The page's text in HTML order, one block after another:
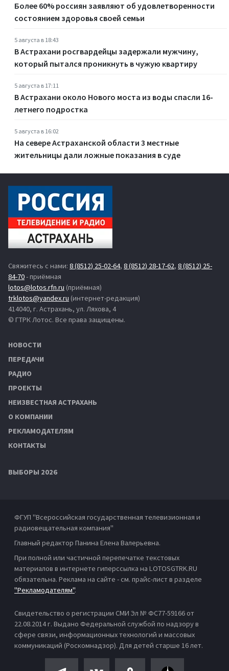
Более 60% россиян заявляют об удовлетворенности
состоянием здоровья своей семьи
5 августа в 18:43
В Астрахани росгвардейцы задержали мужчину,
который пытался проникнуть в чужую квартиру
5 августа в 17:11
В Астрахани около Нового моста из воды спасли 16-
летнего подростка
5 августа в 16:02
На севере Астраханской области 3 местные
жительницы дали ложные показания в суде
Свяжитесь с нами: 8 (8512) 25-02-64, 8 (8512) 28-17-62, 8 (8512) 25-
84-70- приёмная
lotos@lotos.rfn.ru (приёмная)
trklotos@yandex.ru (интернет-редакция)
414040, г. Астрахань, ул. Ляхова, 4
© ГТРК Лотос. Все права защищены.
НОВОСТИ
ПЕРЕДАЧИ
РАДИО
ПРОЕКТЫ
НЕИЗВЕСТНАЯ АСТРАХАНЬ
О КОМПАНИИ
РЕКЛАМОДАТЕЛЯМ
КОНТАКТЫ
ВЫБОРЫ 2026
ФГУП "Всероссийская государственная телевизионная и
радиовещательная компания"
Главный редактор Панина Елена Валерьевна.
При полной или частичной перепечатке текстовых
материалов в интернете гиперссылка на LOTOSGTRK.RU
обязательна. Реклама на сайте - см. прайс-лист в разделе
"Рекламодателям".
Свидетельство о регистрации СМИ Эл № ФС77-59166 от
22.08.2014 г. Выдано Федеральной службой по надзору в
сфере связи, информационных технологий и массовых
коммуникаций (Роскомнадзор). Для детей старше 16 лет.